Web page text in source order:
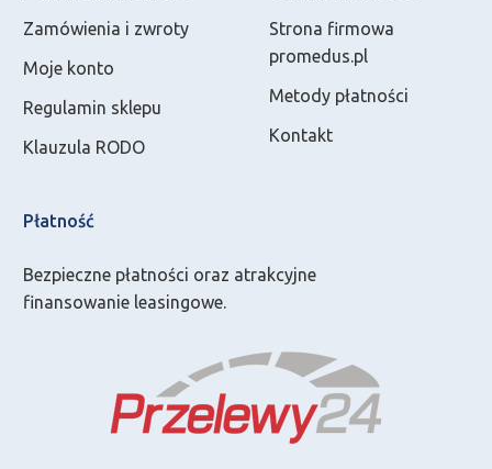
Zamówienia i zwroty
Moje konto
Regulamin sklepu
Klauzula RODO
Strona firmowa
promedus.pl
Metody płatności
Kontakt
Płatność
Bezpieczne płatności oraz atrakcyjne
finansowanie leasingowe.